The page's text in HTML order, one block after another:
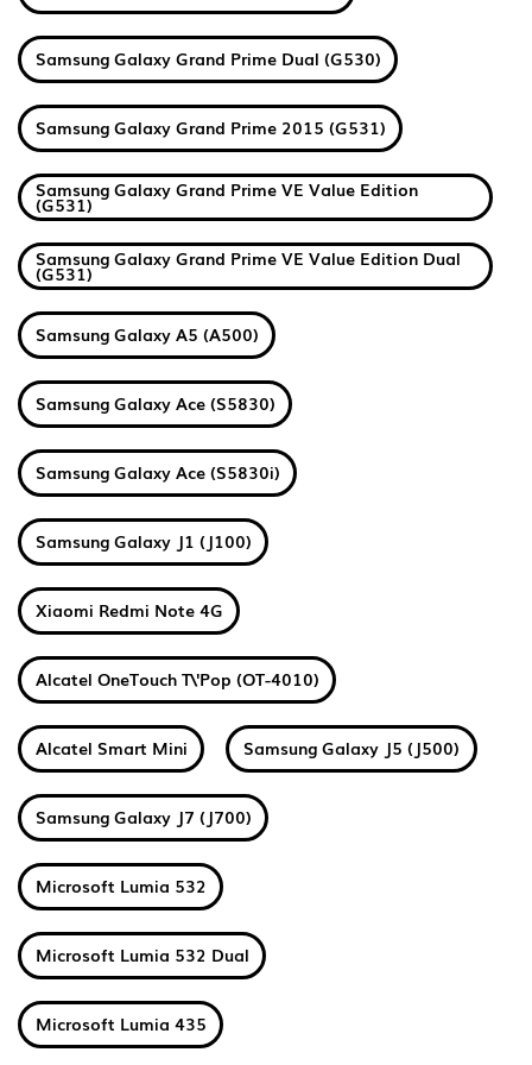
Samsung Galaxy Grand Prime Dual (G530)
Samsung Galaxy Grand Prime 2015 (G531)
Samsung Galaxy Grand Prime VE Value Edition
(G531)
Samsung Galaxy Grand Prime VE Value Edition Dual
(G531)
Samsung Galaxy A5 (A500)
Samsung Galaxy Ace (S5830)
Samsung Galaxy Ace (S5830i)
Samsung Galaxy J1 (J100)
Xiaomi Redmi Note 4G
Alcatel OneTouch T\'Pop (OT-4010)
Alcatel Smart Mini Samsung Galaxy J5 (J500)
Samsung Galaxy J7 (J700)
Microsoft Lumia 532
Microsoft Lumia 532 Dual
Microsoft Lumia 435